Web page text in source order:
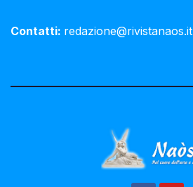
Contatti: redazione@rivistanaos.it